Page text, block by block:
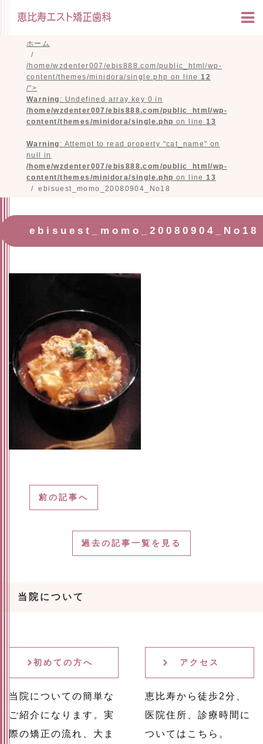
ホーム
/home/wzdenter007/ebis888.com/public_html/wp-
content/themes/minidora/single.php on line12
/">
Warning : Undefined array key 0 in
/home/wzdenter007/ebis888.com/public_html/wp-
content/themes/minidora/single.php on line13
Warning : Attempt to read property "cat_name" on
null in
/home/wzdenter007/ebis888.com/public_html/wp-
content/themes/minidora/single.php on line13
ebisuest_momo_20080904_No18
ebisuest_momo_20080904_No18
前の記事へ
過去の記事一覧を見る
当院について
初めての方へ
当院についての簡単な
ご紹介になります。実
際の矯正の流れ、大ま
アクセス
恵比寿から徒歩2分、
医院住所、診療時間に
ついてはこちら。